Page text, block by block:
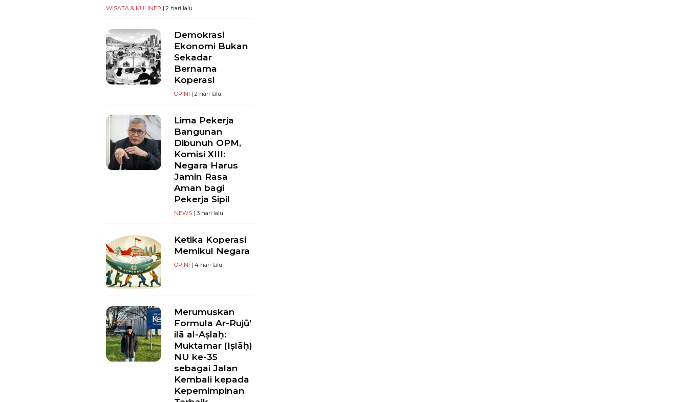
WISATA & KULINER | 2 hari lalu
Demokrasi
Ekonomi Bukan
Sekadar
Bernama
Koperasi
OPINI | 2 hari lalu
Lima Pekerja
Bangunan
Dibunuh OPM,
Komisi XIII:
Negara Harus
Jamin Rasa
Aman bagi
Pekerja Sipil
NEWS | 3 hari lalu
Ketika Koperasi
Memikul Negara
OPINI | 4 hari lalu
Merumuskan
Formula Ar-Rujū’
ilā al-Aṣlaḥ:
Muktamar (Iṣlāḥ)
NU ke-35
sebagai Jalan
Kembali kepada
Kepemimpinan